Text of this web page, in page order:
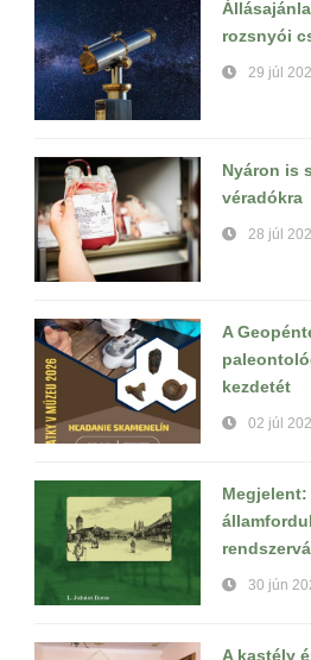
rozsnyói
29 júl
Nyáron is
véradókra
28 júl
A
kezdetét
02 júl
30 jún
A kastély